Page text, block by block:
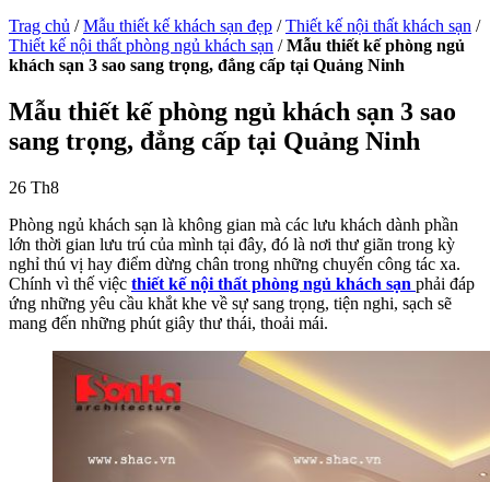
Trag chủ /Mẫu thiết kế khách sạn đẹp /Thiết kế nội thất khách sạn /
Thiết kế nội thất phòng ngủ khách sạn /Mẫu thiết kế phòng ngủ
khách sạn 3 sao sang trọng, đẳng cấp tại Quảng Ninh
Mẫu thiết kế phòng ngủ khách sạn 3 sao
sang trọng, đẳng cấp tại Quảng Ninh
26 Th8
Phòng ngủ khách sạn là không gian mà các lưu khách dành phần
lớn thời gian lưu trú của mình tại đây, đó là nơi thư giãn trong kỳ
nghỉ thú vị hay điểm dừng chân trong những chuyến công tác xa.
Chính vì thế việc thiết kế nội thất phòng ngủ khách sạn phải đáp
ứng những yêu cầu khắt khe về sự sang trọng, tiện nghi, sạch sẽ
mang đến những phút giây thư thái, thoải mái.